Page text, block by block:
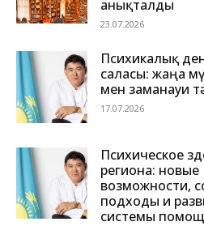
анықталды
23.07.2026
Психикалық
саласы: жаңа
мен заманауи
17.07.2026
Психическое
региона: новые
возможности,
подходы и
системы